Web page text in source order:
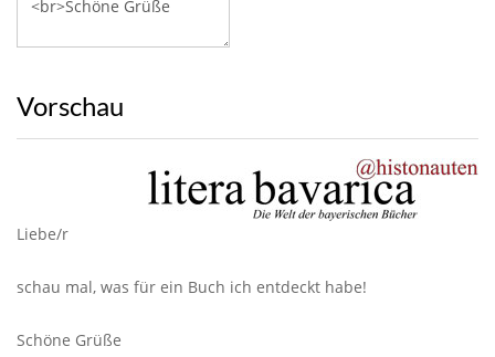
Vorschau
Liebe/r
schau mal, was für ein Buch ich entdeckt habe!
Schöne Grüße